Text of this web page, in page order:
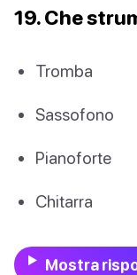
19. Che
Tromba
Sassofono
Pianoforte
Chitarra
Mostra